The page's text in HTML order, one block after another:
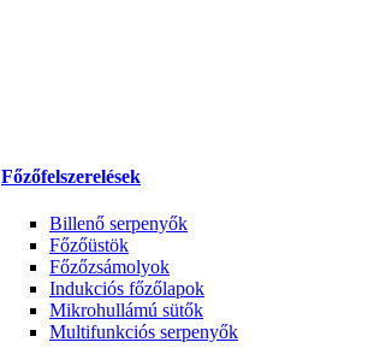
Főzőfelszerelések
Billenő serpenyők
Főzőüstök
Főzőzsámolyok
Indukciós főzőlapok
Mikrohullámú sütők
Multifunkciós serpenyők